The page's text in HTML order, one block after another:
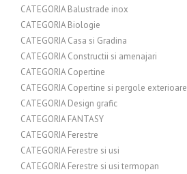
CATEGORIA Balustrade inox
CATEGORIA Biologie
CATEGORIA Casa si Gradina
CATEGORIA Constructii si amenajari
CATEGORIA Copertine
CATEGORIA Copertine si pergole exterioare
CATEGORIA Design grafic
CATEGORIA FANTASY
CATEGORIA Ferestre
CATEGORIA Ferestre si usi
CATEGORIA Ferestre si usi termopan